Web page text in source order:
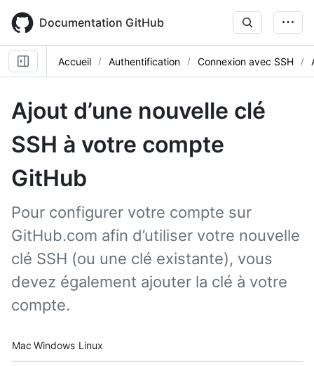
main
content
Documentation GitHub
Accueil Authentification Connexion avec SSH
Ajout d’une nouvelle clé
SSH à votre compte
GitHub
Pour configurer votre compte sur
GitHub.com afin d’utiliser votre nouvelle
clé SSH (ou une clé existante), vous
devez également ajouter la clé à votre
compte.
Platform navigation
Mac Windows Linux